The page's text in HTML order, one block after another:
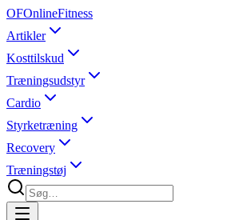
OFOnlineFitness
Artikler
Kosttilskud
Træningsudstyr
Cardio
Styrketræning
Recovery
Træningstøj